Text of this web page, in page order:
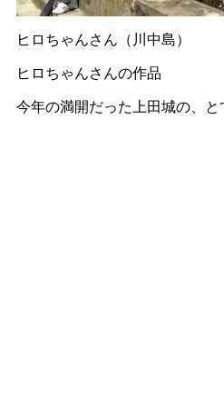
ヒロちゃんさん（川中島）
ヒロちゃんさんの作品
今年の満開だった上田城の、